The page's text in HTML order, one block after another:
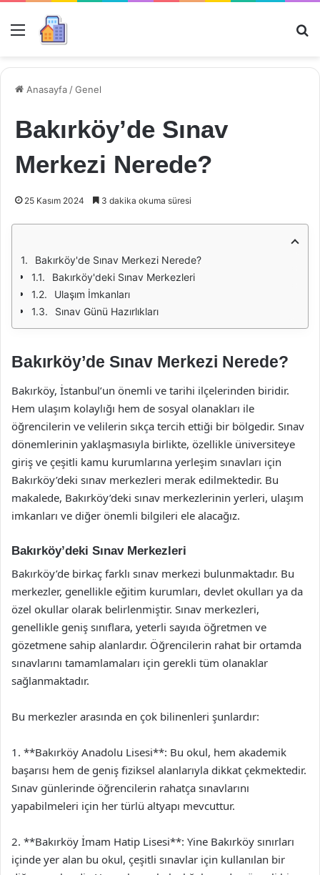
Menü
Anasayfa /Genel
Bakırköy’de Sınav
Merkezi Nerede?
25 Kasım 2024 3 dakika okuma süresi
Bakırköy'de Sınav Merkezi Nerede?
Bakırköy'deki Sınav Merkezleri
Ulaşım İmkanları
Sınav Günü Hazırlıkları
Bakırköy’de Sınav Merkezi Nerede?
Bakırköy, İstanbul’un önemli ve tarihi ilçelerinden biridir.
Hem ulaşım kolaylığı hem de sosyal olanakları ile
öğrencilerin ve velilerin sıkça tercih ettiği bir bölgedir. Sınav
dönemlerinin yaklaşmasıyla birlikte, özellikle üniversiteye
giriş ve çeşitli kamu kurumlarına yerleşim sınavları için
Bakırköy’deki sınav merkezleri merak edilmektedir. Bu
makalede, Bakırköy’deki sınav merkezlerinin yerleri, ulaşım
imkanları ve diğer önemli bilgileri ele alacağız.
Bakırköy’deki Sınav Merkezleri
Bakırköy’de birkaç farklı sınav merkezi bulunmaktadır. Bu
merkezler, genellikle eğitim kurumları, devlet okulları ya da
özel okullar olarak belirlenmiştir. Sınav merkezleri,
genellikle geniş sınıflara, yeterli sayıda öğretmen ve
gözetmene sahip alanlardır. Öğrencilerin rahat bir ortamda
sınavlarını tamamlamaları için gerekli tüm olanaklar
sağlanmaktadır.
Bu merkezler arasında en çok bilinenleri şunlardır:
1. **Bakırköy Anadolu Lisesi**: Bu okul, hem akademik
başarısı hem de geniş fiziksel alanlarıyla dikkat çekmektedir.
Sınav günlerinde öğrencilerin rahatça sınavlarını
yapabilmeleri için her türlü altyapı mevcuttur.
2. **Bakırköy İmam Hatip Lisesi**: Yine Bakırköy sınırları
içinde yer alan bu okul, çeşitli sınavlar için kullanılan bir